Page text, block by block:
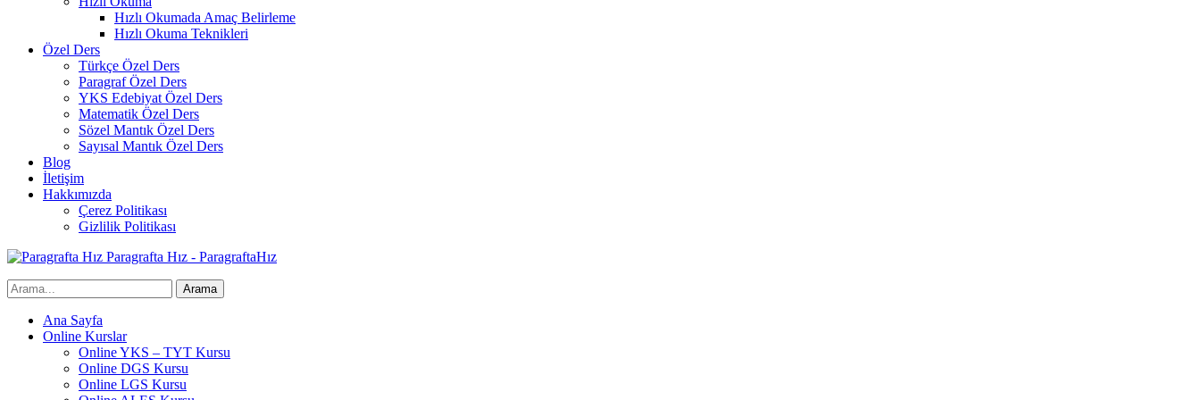
Hızlı Okumada Amaç Belirleme
Hızlı Okuma Teknikleri
Özel Ders
Türkçe Özel Ders
Paragraf Özel Ders
YKS Edebiyat Özel Ders
Matematik Özel Ders
Sözel Mantık Özel Ders
Sayısal Mantık Özel Ders
Blog
İletişim
Hakkımızda
Çerez Politikası
Gizlilik Politikası
Paragrafta Hız - ParagraftaHız
Ana Sayfa
Online Kurslar
Online YKS – TYT Kursu
Online DGS Kursu
Online LGS Kursu